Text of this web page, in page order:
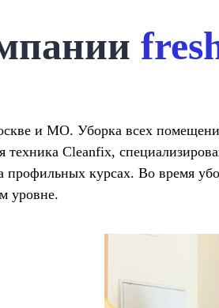
и МО. Уборка всех
техника Cleanfix,
курсах. Во время
уровне.